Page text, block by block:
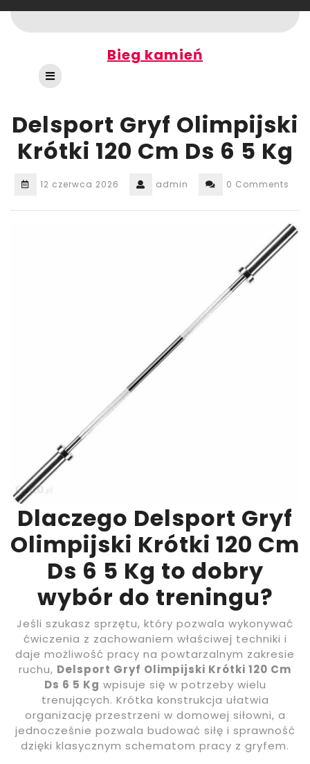
to
content
Bieg kamień
Open
Button
Delsport Gryf Olimpijski
Krótki 120 Cm Ds 6 5 Kg
12 czerwca 2026 admin 0 Comments
Dlaczego Delsport Gryf
Olimpijski Krótki 120 Cm
Ds 6 5 Kg to dobry
wybór do treningu?
Jeśli szukasz sprzętu, który pozwala wykonywać
ćwiczenia z zachowaniem właściwej techniki i
daje możliwość pracy na powtarzalnym zakresie
ruchu, Delsport Gryf Olimpijski Krótki 120 Cm
Ds 6 5 Kg wpisuje się w potrzeby wielu
trenujących. Krótka konstrukcja ułatwia
organizację przestrzeni w domowej siłowni, a
jednocześnie pozwala budować siłę i sprawność
dzięki klasycznym schematom pracy z gryfem.